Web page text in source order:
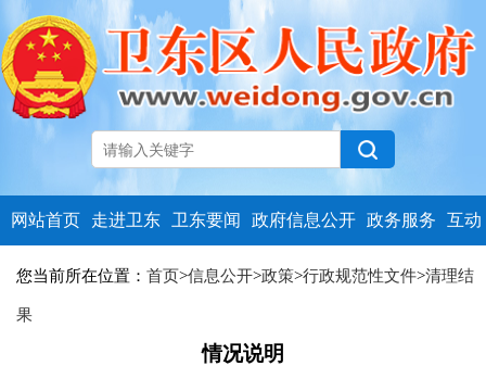
网站首页 走进卫东 卫东要闻 政府信息公开 政务服务 互动
您当前所在位置： 首页>信息公开>政策>行政规范性文件>清理结
果
情况说明